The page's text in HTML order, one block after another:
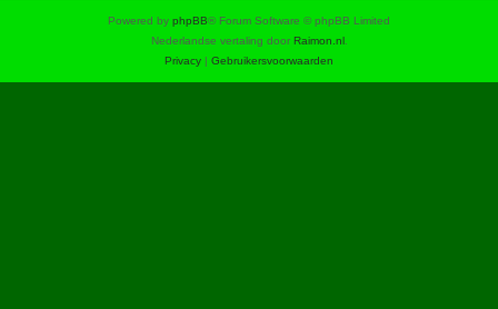
Powered by phpBB® Forum Software © phpBB Limited
Nederlandse vertaling door Raimon.nl.
Privacy | Gebruikersvoorwaarden